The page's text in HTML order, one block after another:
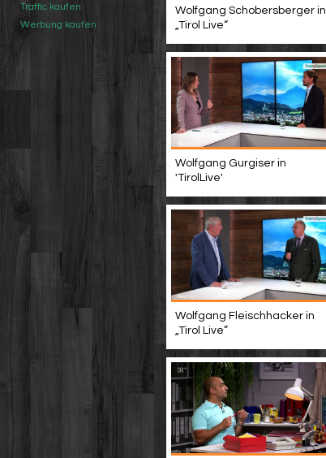
Traffic kaufen
Werbung kaufen
Wolfgang Schobersberger in
„Tirol Live“
Wolfgang Gurgiser in
'TirolLive'
Wolfgang Fleischhacker in
„Tirol Live”